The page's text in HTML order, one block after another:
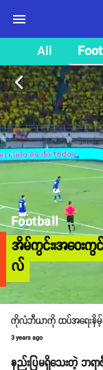
All
arrow_back_ios
Football
အိမ်ကွင်း၊အဝေးကွ
လ်
ကိုလံဘီယာကို ထပ်အရေးနိမ့်ခဲ့ပ
3 years ago
နည်းပြမရှိသေးတဲ့ ဘရ